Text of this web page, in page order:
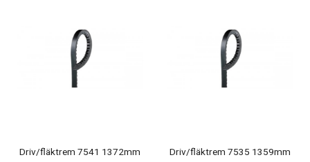
Driv/fläktrem 7541 1372mm Driv/fläktrem 7535 1359mm